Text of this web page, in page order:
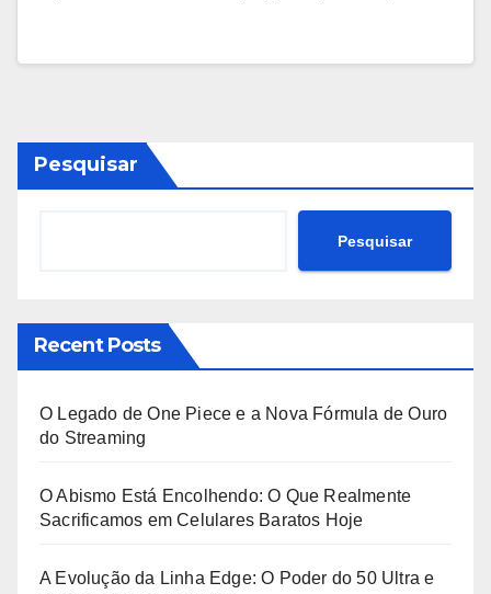
Pesquisar
Pesquisar
Recent Posts
O Legado de One Piece e a Nova Fórmula de Ouro
do Streaming
O Abismo Está Encolhendo: O Que Realmente
Sacrificamos em Celulares Baratos Hoje
A Evolução da Linha Edge: O Poder do 50 Ultra e